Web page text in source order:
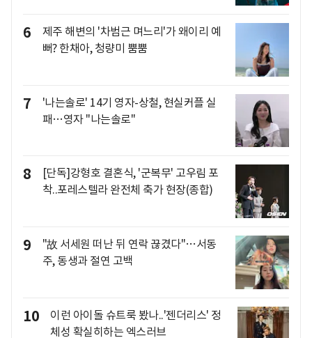
6
제주 해변의 '차범근 며느리'가 왜이리 예
뻐? 한채아, 청량미 뿜뿜
7
'나는솔로' 14기 영자-상철, 현실커플 실
패…영자 "나는솔로"
8
[단독]강형호 결혼식, '군복무' 고우림 포
착..포레스텔라 완전체 축가 현장(종합)
9
"故 서세원 떠난 뒤 연락 끊겼다"…서동
주, 동생과 절연 고백
10
이런 아이돌 슈트룩 봤나..'젠더리스' 정
체성 확실히하는 엑스러브